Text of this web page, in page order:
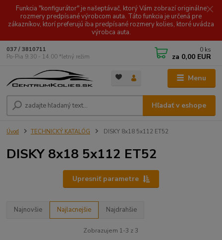
Funkcia "konfigurátor" je našeptávač, ktorý Vám zobrazí originálne
rozmery predpísané výrobcom auta. Táto funkcia je určená pre
zákazníkov, ktorí preferujú iba predpísané rozmery kolies, ktoré uvádza
výrobca auta.
Menu
Hľadať v eshope
037 / 3810711
Po-Pia 9.30 - 14.00 *letný režim
0 ks
za 0,00 EUR
Úvod TECHNICKÝ KATALÓG DISKY 8x18 5x112 ET52
DISKY 8x18 5x112 ET52
Upresniť parametre
Najnovšie Najlacnejšie Najdrahšie
Zobrazujem 1-3 z 3